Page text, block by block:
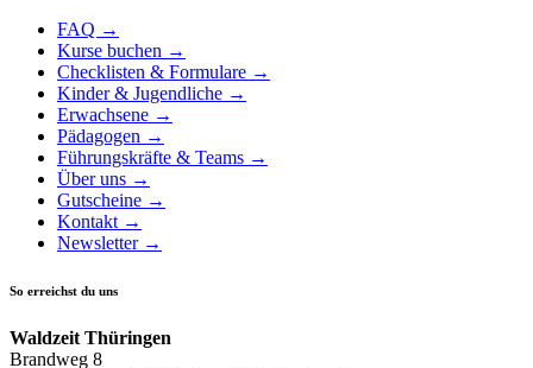
FAQ →
Kurse buchen →
Checklisten & Formulare →
Kinder & Jugendliche →
Erwachsene →
Pädagogen →
Führungskräfte & Teams →
Über uns →
Gutscheine →
Kontakt →
Newsletter →
So erreichst du uns
Waldzeit Thüringen
Brandweg 8